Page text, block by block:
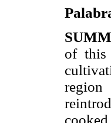
of this
region